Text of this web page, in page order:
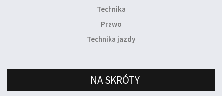
Technika
Prawo
Technika jazdy
NA SKRÓTY